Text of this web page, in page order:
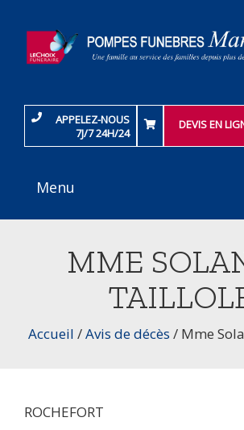
APPELEZ-NOUS
7J/7 24H/24
DEVIS EN
Menu
MME
Accueil /Avis de décès / Mme
ROCHEFORT